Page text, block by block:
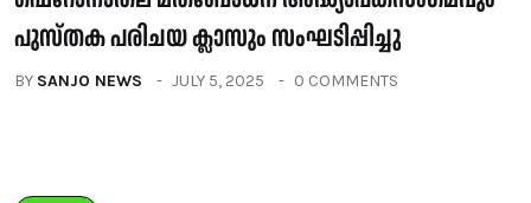
പുസ്തക പരിചയ ക്ലാസും സംഘടിപ്പിച്ചു
BY SANJO NEWS JULY 5, 2025 0 COMMENTS